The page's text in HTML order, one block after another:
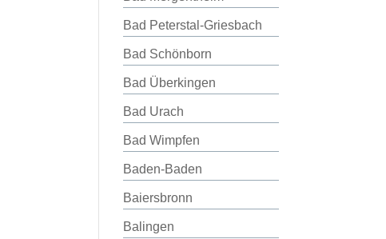
Bad Peterstal-Griesbach
Bad Schönborn
Bad Überkingen
Bad Urach
Bad Wimpfen
Baden-Baden
Baiersbronn
Balingen